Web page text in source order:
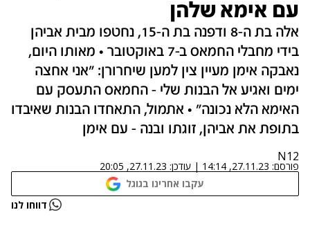
עם אימא שלהן
אלה בת ה-8 ודפנה בת ה-15, נחטפו מבית אביהן
בידי מחבלי החמאס ב-7 באוקטובר • מאותו היום,
נאבקה אימן מעיין צין למען שיחרורן: "אני אחצה
ימים ואגיע אל הבנות שלי - החמאס התעסק עם
האימא הלא נכונה" • אתמול, התאחדו הבנות שאיבדו
בתופת את אביהן, זוגתו ובנה - עם אימן
N12
פורסם: 27.11.23, 14:14
| עודכן: 27.11.23, 20:05
עקבו אחרינו בגוגל
נתקלנו בבעיה דווחו לנו